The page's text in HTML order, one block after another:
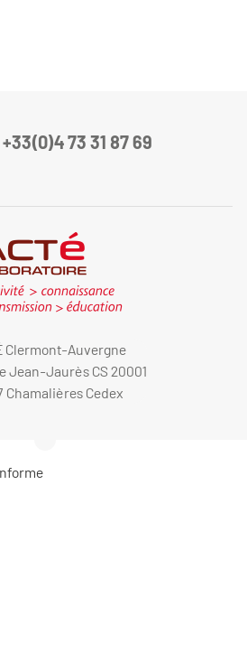
+33(0)4 73 31 87 69
Clermont-Auvergne
Jean-Jaurès CS 20001
Chamalières Cedex